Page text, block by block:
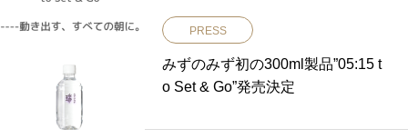
PRESS
みずのみず初の300ml製品”05:15 t
o Set & Go”発売決定